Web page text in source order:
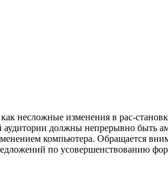
несложные изменения в рас-
должны непрерывно быть
компьютера. Обращается
по усовершенствованию